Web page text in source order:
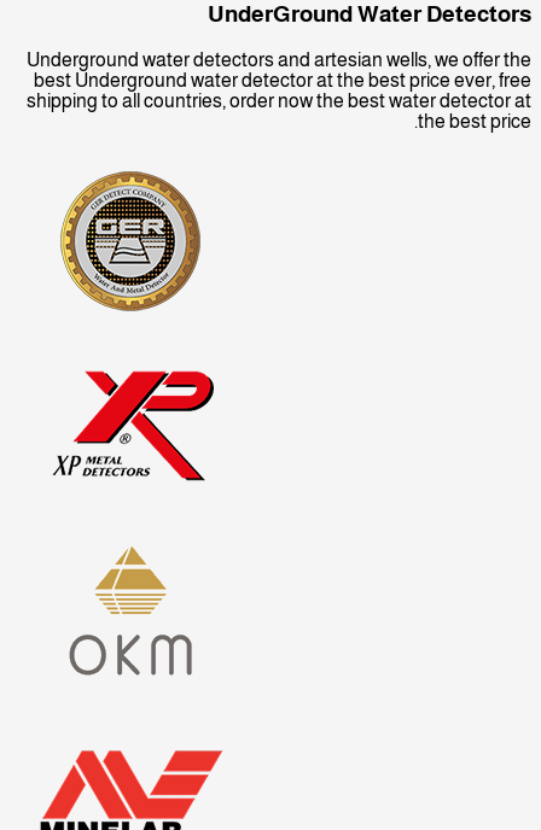
UnderGround WaterDetectors
Underground water detectors and artesian wells, we offer the
best Underground water detector at the best price ever, free
shipping to all countries, order now the best water detector at
the best price.